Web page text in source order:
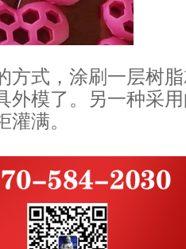
方式，涂刷一层树
外模了。另一种采
满。